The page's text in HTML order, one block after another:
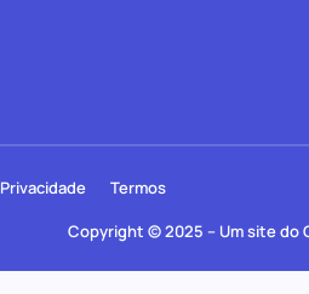
Copyright © 2025 – Um site do
Privacidade Termos